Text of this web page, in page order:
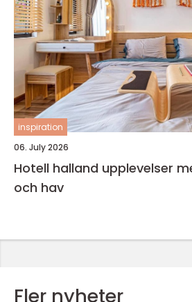
inspiration
06. July 2026
Hotell halland upplevelser mellan skog, sjö
och hav
Fler nyheter